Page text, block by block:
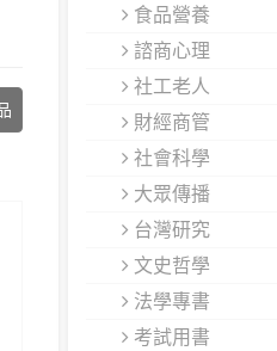
食品營養
諮商心理
社工老人
財經商管
社會科學
大眾傳播
台灣研究
文史哲學
法學專書
考試用書